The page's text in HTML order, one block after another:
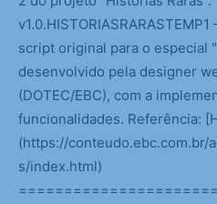
script original para o especial
desenvolvido pela designer
(DOTEC/EBC), com a
funcionalidades. Referência:
(https://conteudo.ebc.com.br/
s/index.html)